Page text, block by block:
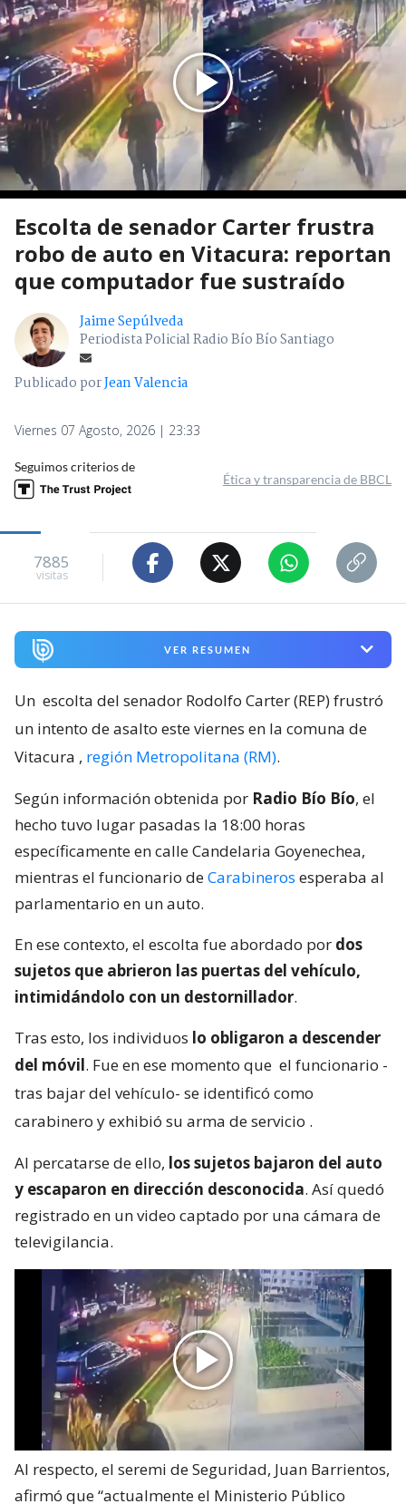
Escolta de senador Carter frustra
robo de auto en Vitacura: reportan
que computador fue sustraído
Jaime Sepúlveda
Periodista Policial Radio Bío Bío Santiago
Publicado porJean Valencia
Viernes 07 Agosto, 2026 | 23:33
Seguimos criterios de
Ética y transparencia de BBCL
7885
visitas
VER RESUMEN
Un escolta del senador Rodolfo Carter (REP) frustró
un intento de asalto este viernes en la comuna de
Vitacura , región Metropolitana (RM).
Según información obtenida por Radio Bío Bío, el
hecho tuvo lugar pasadas la 18:00 horas
específicamente en calle Candelaria Goyenechea,
mientras el funcionario deCarabineros esperaba al
parlamentario en un auto.
En ese contexto, el escolta fue abordado por dos
sujetos que abrieron las puertas del vehículo,
intimidándolo con un destornillador.
Tras esto, los individuos lo obligaron a descender
del móvil. Fue en ese momento que el funcionario -
tras bajar del vehículo- se identificó como
carabinero y exhibió su arma de servicio .
Al percatarse de ello, los sujetos bajaron del auto
y escaparon en dirección desconocida. Así quedó
registrado en un video captado por una cámara de
televigilancia.
Al respecto, el seremi de Seguridad, Juan Barrientos,
afirmó que “actualmente el Ministerio Público